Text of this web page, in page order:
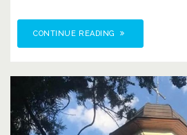
CONTINUE READING